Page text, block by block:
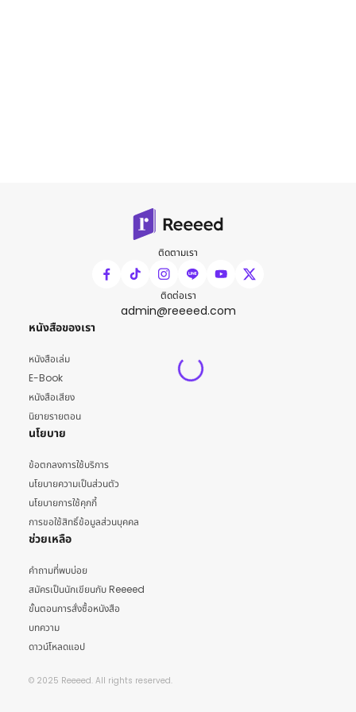
ติดตามเรา
ติดต่อเรา
admin@reeeed.com
หนังสือของเรา
หนังสือเล่ม
E-Book
หนังสือเสียง
นิยายรายตอน
นโยบาย
ข้อตกลงการใช้บริการ
นโยบายความเป็นส่วนตัว
นโยบายการใช้คุกกี้
การขอใช้สิทธิ์ข้อมูลส่วนบุคคล
ช่วยเหลือ
คำถามที่พบบ่อย
สมัครเป็นนักเขียนกับ Reeeed
ขั้นตอนการสั่งซื้อหนังสือ
บทความ
ดาวน์โหลดแอป
© 2025 Reeeed. All rights reserved.